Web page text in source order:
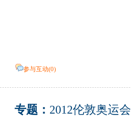
参与互动(0)
专题： 2012伦敦奥运会